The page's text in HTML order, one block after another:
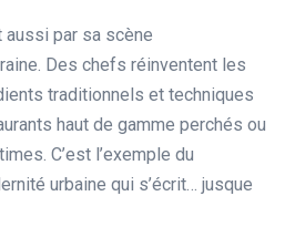
aussi par sa scène
Des chefs réinventent les
traditionnels et techniques
haut de gamme perchés ou
C’est l’exemple du
urbaine qui s’écrit… jusque